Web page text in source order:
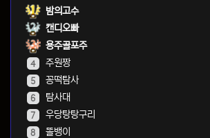
밤의고수
캔디오빠
용주골포주
4 주원짱
5 꽁떡탐사
6 탐사대
7 우당탕탕구리
8 똘뱅이